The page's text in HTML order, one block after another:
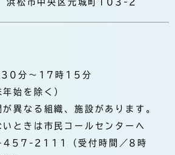
松市中央区元城町103-2
30分～17時15分
年始を除く）
異なる組織、施設があります。
いときは市民コールセンターへ
457-2111（受付時間／8時